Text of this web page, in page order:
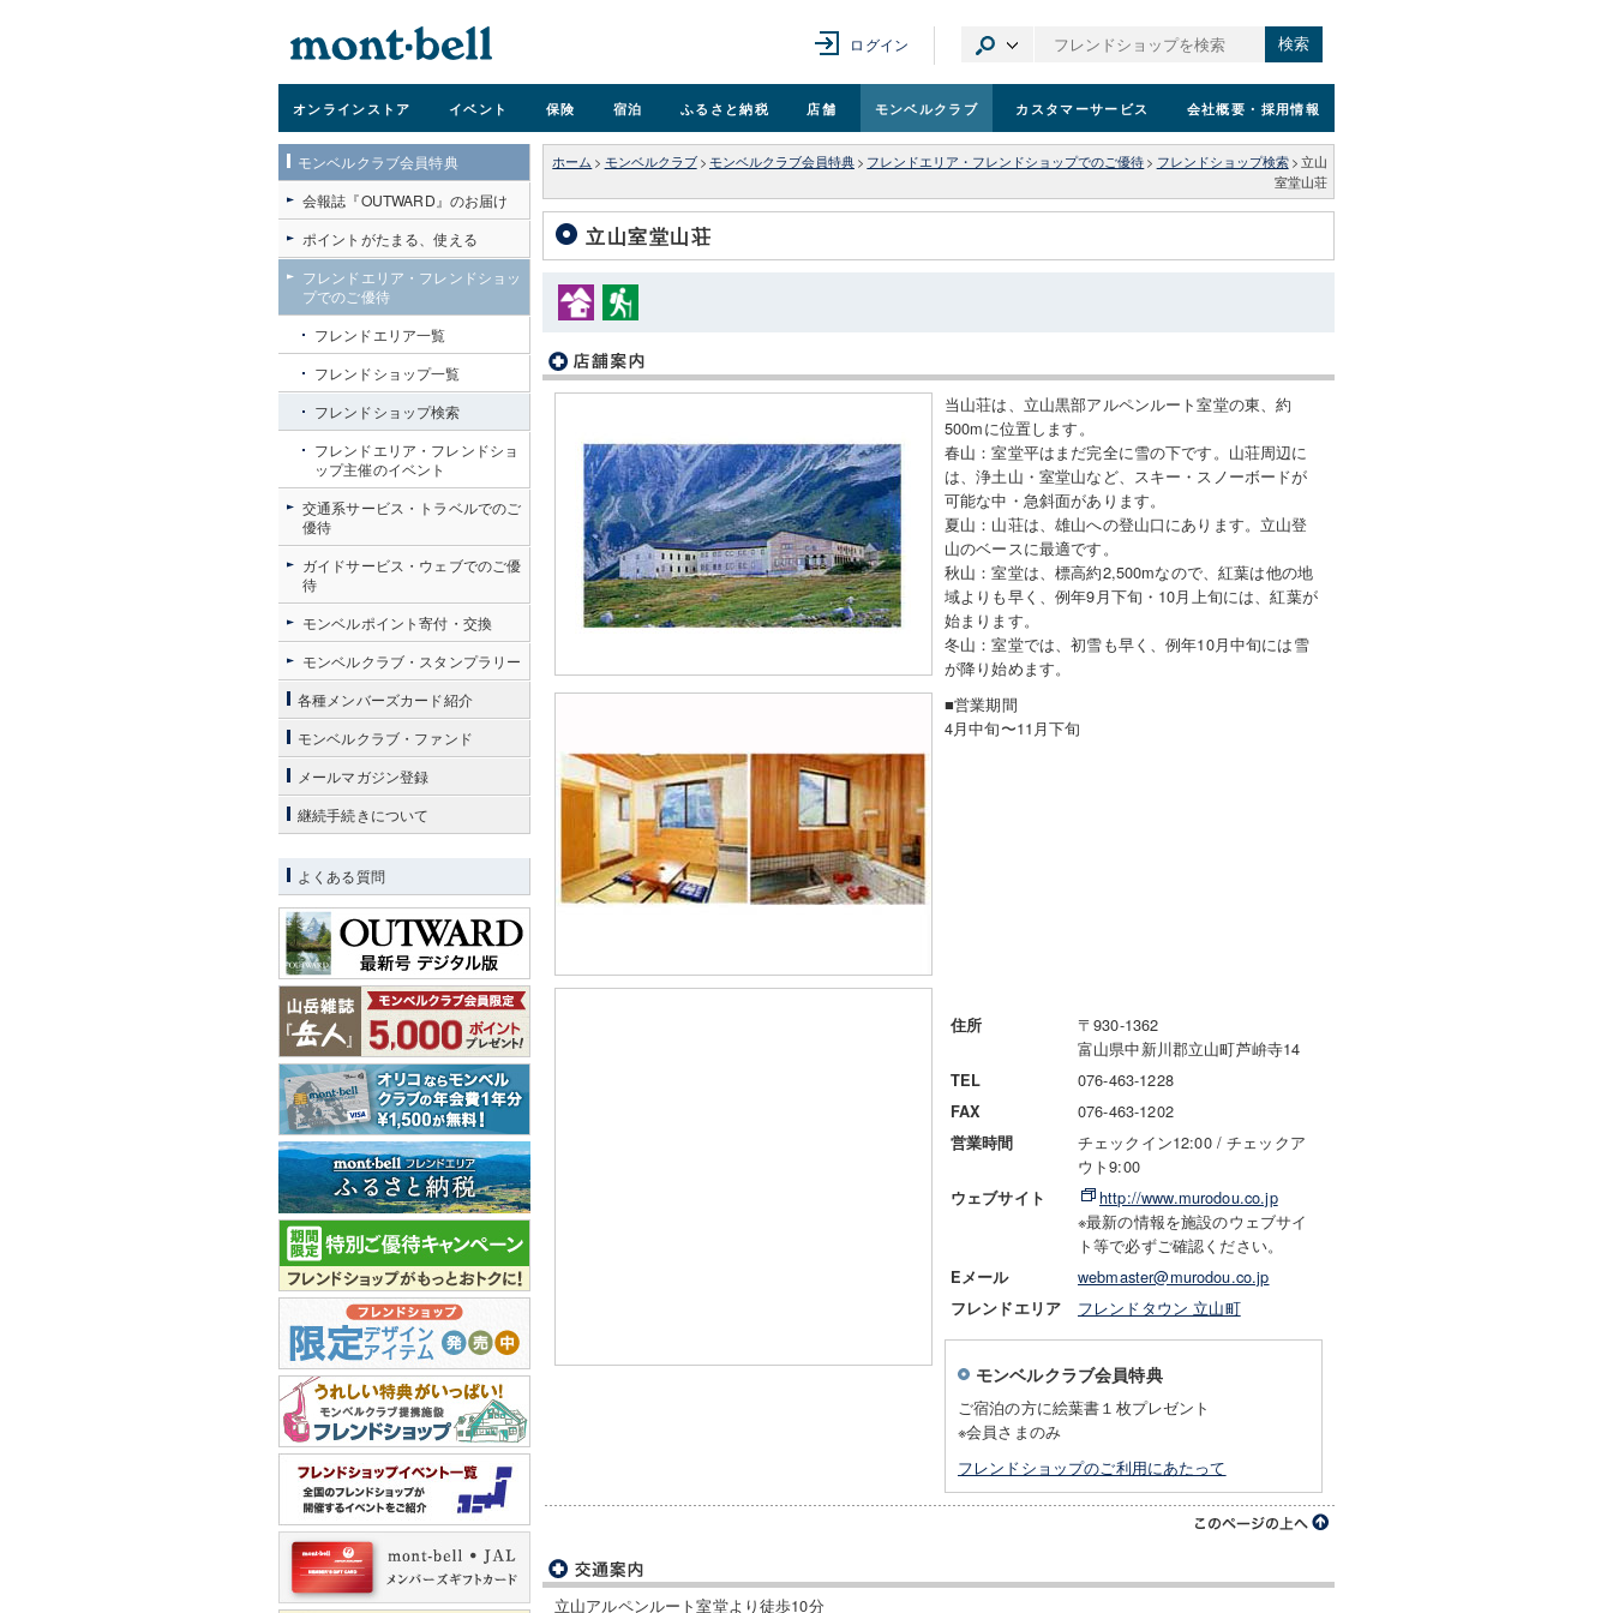
ログイン 検索
オンラインストア イベント 保険 宿泊 ふるさと納税 店舗 モンベルクラブ カスタマーサービス 会社概要 ・採用情報
ホーム > モンベルクラブ > モンベルクラブ会員特典 > フレンドエリア・フレンドショップでのご優待 > フレンドショップ検索 > 立山
室堂山荘
立山室堂山荘
当山荘は、立山黒部アルペンルート室堂の東、約
500mに位置します。
春山：室堂平はまだ完全に雪の下です。山荘周辺に
は、浄土山・室堂山など、スキー・スノーボードが
可能な中・急斜面があります。
夏山：山荘は、雄山への登山口にあります。立山登
山のベースに最適です。
秋山：室堂は、標高約2,500mなので、紅葉は他の地
域よりも早く、例年9月下旬・10月上旬には、紅葉が
始まります。
冬山：室堂では、初雪も早く、例年10月中旬には雪
が降り始めます。
■営業期間
4月中旬〜11月下旬
住所
〒930-1362
富山県中新川郡立山町芦峅寺14
TEL 076-463-1228
FAX 076-463-1202
営業時間
チェックイン12:00 / チェックア
ウト9:00
ウェブサイト
http://www.murodou.co.jp
※最新の情報を施設のウェブサイ
ト等で必ずご確認ください。
Eメール webmaster@murodou.co.jp
フレンドエリア フレンドタウン 立山町
モンベルクラブ会員特典
ご宿泊の方に絵葉書１枚プレゼント
※会員さまのみ
フレンドショップのご利用にあたって
立山アルペンルート室堂より徒歩10分
モンベルクラブ会員特典
会報誌『OUTWARD』のお届け
ポイントがたまる、使える
フレンドエリア・フレンドショッ
プでのご優待
フレンドエリア一覧
フレンドショップ一覧
フレンドショップ検索
フレンドエリア・フレンドショ
ップ主催のイベント
交通系サービス・トラベルでのご
優待
ガイドサービス・ウェブでのご優
待
モンベルポイント寄付・交換
モンベルクラブ・スタンプラリー
各種メンバーズカード紹介
モンベルクラブ・ファンド
メールマガジン登録
継続手続きについて
よくある質問